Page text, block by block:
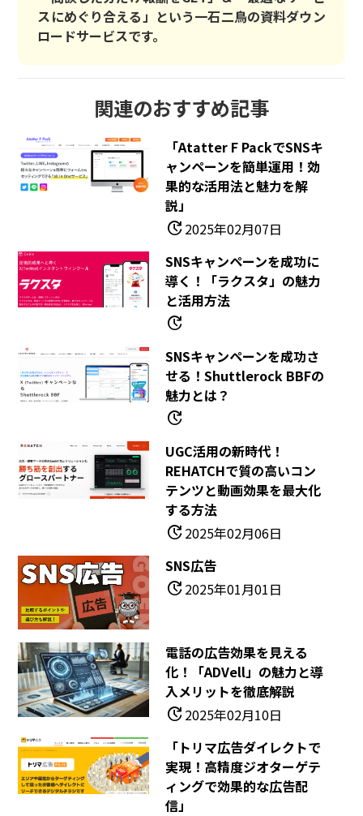
スにめぐり合える」という一石二鳥の資料ダウン
ロードサービスです。
関連のおすすめ記事
「Atatter F PackでSNSキ
ャンペーンを簡単運用！効
果的な活用法と魅力を解
説」
update2025年02月07日
SNSキャンペーンを成功に
導く！「ラクスタ」の魅力
と活用方法
update
SNSキャンペーンを成功さ
せる！Shuttlerock BBFの
魅力とは？
update
UGC活用の新時代！
REHATCHで質の高いコン
テンツと動画効果を最大化
する方法
update2025年02月06日
SNS広告
update2025年01月01日
電話の広告効果を見える
化！「ADVell」の魅力と導
入メリットを徹底解説
update2025年02月10日
「トリマ広告ダイレクトで
実現！高精度ジオターゲテ
ィングで効果的な広告配
信」